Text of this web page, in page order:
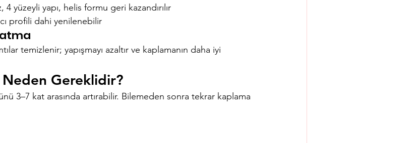
yüzeyli yapı, helis formu geri kazandırılır
profili dahi yenilenebilir
temizlenir; yapışmayı azaltır ve kaplamanın daha iyi
Neden Gereklidir?
3–7 kat arasında artırabilir. Bilemeden sonra tekrar kaplama